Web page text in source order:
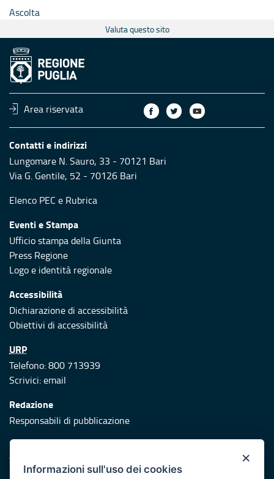
Ascolta
Valuta questo sito
Area riservata
Contatti e indirizzi
Lungomare N. Sauro, 33 - 70121 Bari
Via G. Gentile, 52 - 70126 Bari
Elenco PEC e Rubrica
Eventi e Stampa
Ufficio stampa della Giunta
Press Regione
Logo e identità regionale
Accessibilità
Dichiarazione di accessibilità
Obiettivi di accessibilità
URP
Telefono: 800 713939
Scrivici:email
Redazione
Responsabili di pubblicazione
Protezione civile
Vai al sito di Protezione Civile Puglia
×
Informazioni sull'uso dei cookies